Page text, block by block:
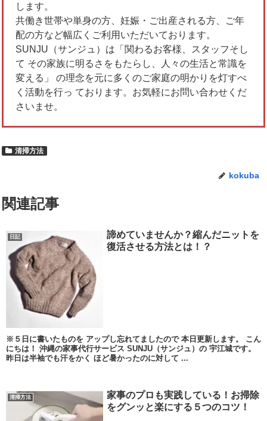
します。
共働き世帯や単身の方、妊娠・ご出産される方、ご年
配の方など幅広くご利用いただいております。
SUNJU（サンジュ）は「関わるお客様、スタッフそし
て その家族に明るさをもたらし、人々の生活と常識を
変える」 の理念を元に多くのご家庭の明かりを灯すべ
く活動を行っ ております。お気軽にお問い合わせくだ
さいませ。
清掃方法
kokuba
関連記事
日記
諦めていませんか？縮んだニットを
復活させる方法とは！？
※５日に書いたものを アップし忘れてましたので 本日更新します。 こん
にちは！ 沖縄の家事代行サービス SUNJU（サンジュ）の 宇江城です。
昨日は半袖でも汗をかく ほど暑かったのに対して ...
清掃方法
家事のプロも実践している！お掃除
をグンッと楽にする５つのコツ！